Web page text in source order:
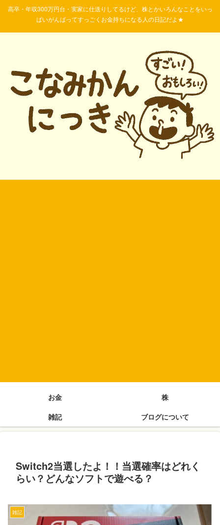
高卒・年収300万円台・実家に仕送りしてるけど、株とかいろんなことをいっ
ぱいがんばってすっごくお金持ちになる人の日記だよ★
お金
株
雑記
ブログについて
Switch2当選したよ！！当選確率はどれく
らい？どんなソフトで遊べる？
雑記